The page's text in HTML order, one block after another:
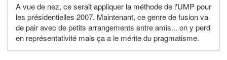
A vue de nez, ce serait appliquer la méthode de l'UMP pour
les présidentielles 2007. Maintenant, ce genre de fusion va
de pair avec de petits arrangements entre amis... on y perd
en représentativité mais ça a le mérite du pragmatisme.